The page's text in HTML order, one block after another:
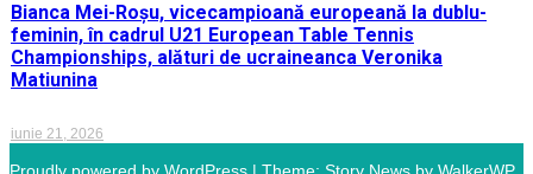
Bianca Mei-Roșu, vicecampioană europeană la dublu-
feminin, în cadrul U21 European Table Tennis
Championships, alături de ucraineanca Veronika
Matiunina
iunie 21, 2026